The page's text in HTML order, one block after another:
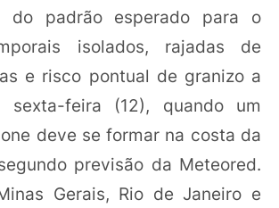
do padrão esperado para o
isolados, rajadas de
e risco pontual de granizo a
sexta-feira (12), quando um
deve se formar na costa da
previsão da Meteored.
Gerais, Rio de Janeiro e